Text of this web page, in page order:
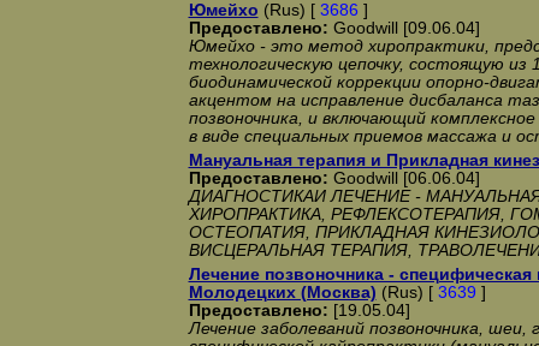
Юмейхо (Rus) [ 3686 ]
Предоставлено: Goodwill [09.06.04]
Юмейхо - это метод хиропрактики,
технологическую цепочку, состоящую из
биодинамической коррекции опорно-
акцентом на исправление дисбаланса
позвоночника, и включающий
в виде специальных приемов массажа и
Мануальная терапия и Прикладная
Предоставлено: Goodwill [06.06.04]
ДИАГНОСТИКАИ ЛЕЧЕНИЕ -
ХИРОПРАКТИКА, РЕФЛЕКСОТЕРАПИЯ,
ОСТЕОПАТИЯ, ПРИКЛАДНАЯ
ВИСЦЕРАЛЬНАЯ ТЕРАПИЯ,
Лечение позвоночника - специфическая
Молодецких (Москва) (Rus) [ 3639 ]
Предоставлено: [19.05.04]
Лечение заболеваний позвоночника,